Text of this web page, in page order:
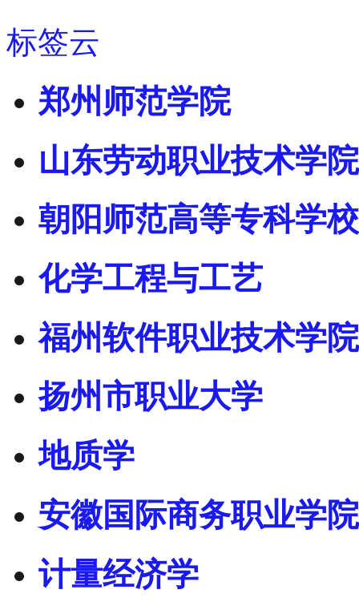
标签云
郑州师范学院
山东劳动职业技术学院
朝阳师范高等专科学校
化学工程与工艺
福州软件职业技术学院
扬州市职业大学
地质学
安徽国际商务职业学院
计量经济学